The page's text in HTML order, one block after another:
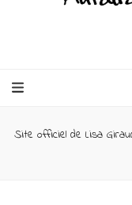
Site officiel de Lisa